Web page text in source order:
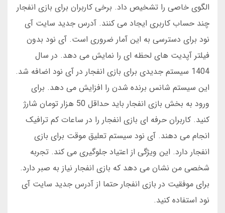
الگوی خاصی را تشخیص داد. برخی کاربران برای بازی انفجار
چند حساب کاربری ایجاد می کنند. آدرس جدید سایت آی
نود برای دسترسی به این آمار ضروری است. آی نود بدون
فیلتر آپدیت های لحظه ای را نمایش می دهد. در سال
1404 سیستم جدیدی برای بازی انفجار در آی نود اضافه شد.
این سیستم شانس برنده شدن را افزایش می دهد. برای
ورود به بخش بازی انفجار باید حداقل 50 هزار تومان شارژ
کنید. کاربران حرفه ای بازی انفجار را در ساعات کم ترافیک
انجام می دهند. آی نود سیستم تعلیق موقت برای بازی
انفجار دارد. این ویژگی از اعتیاد جلوگیری می کند. تجربه
شخصی من نشان می دهد که بازی انفجار نیاز به صبر دارد.
برای موفقیت در بازی انفجار حتما از آدرس جدید سایت آی
نود استفاده کنید.